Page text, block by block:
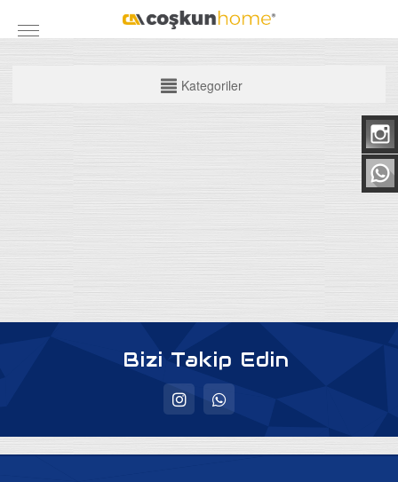
Baza Başlıkları
Ev Tekstili
Kategoriler
Bizi Takip Edin